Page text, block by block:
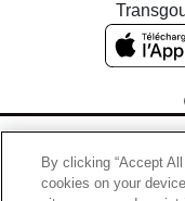
By clicking “Accept
cookies on your